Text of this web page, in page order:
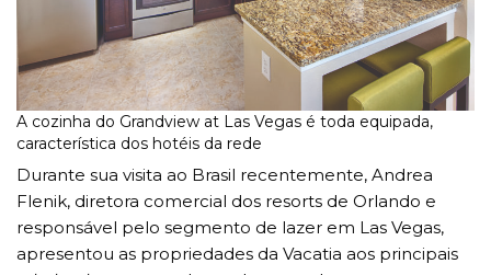
A cozinha do Grandview at Las Vegas é toda equipada,
característica dos hotéis da rede
Durante sua visita ao Brasil recentemente, Andrea
Flenik, diretora comercial dos resorts de Orlando e
responsável pelo segmento de lazer em Las Vegas,
apresentou as propriedades da Vacatia aos principais